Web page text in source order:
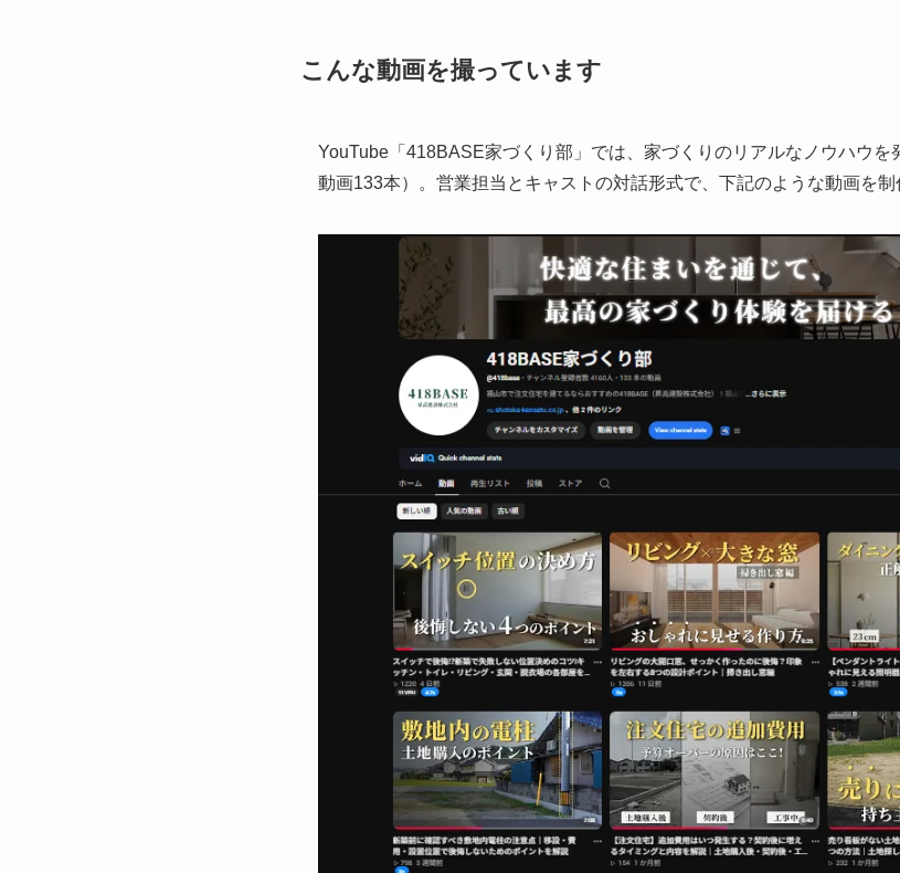
こんな動画を撮っています
YouTube「418BASE家づくり部」では、家づくりのリアルなノウハウを
動画133本）。営業担当とキャストの対話形式で、下記のような動画を制